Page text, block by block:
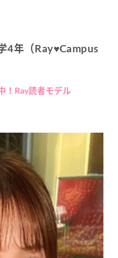
4年（Ray♥Campus
！Ray読者モデル